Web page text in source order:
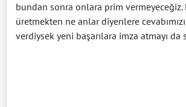
bundan sonra onlara prim
üretmekten ne anlar diyenlere
verdiysek yeni başarılara imza atmayı da